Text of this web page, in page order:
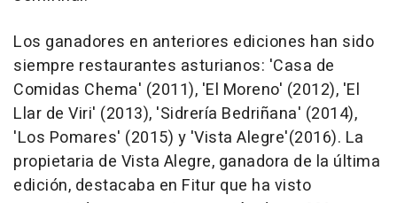
Los ganadores en anteriores ediciones han sido
siempre restaurantes asturianos: 'Casa de
Comidas Chema' (2011), 'El Moreno' (2012), 'El
Llar de Viri' (2013), 'Sidrería Bedriñana' (2014),
'Los Pomares' (2015) y 'Vista Alegre'(2016). La
propietaria de Vista Alegre, ganadora de la última
edición, destacaba en Fitur que ha visto